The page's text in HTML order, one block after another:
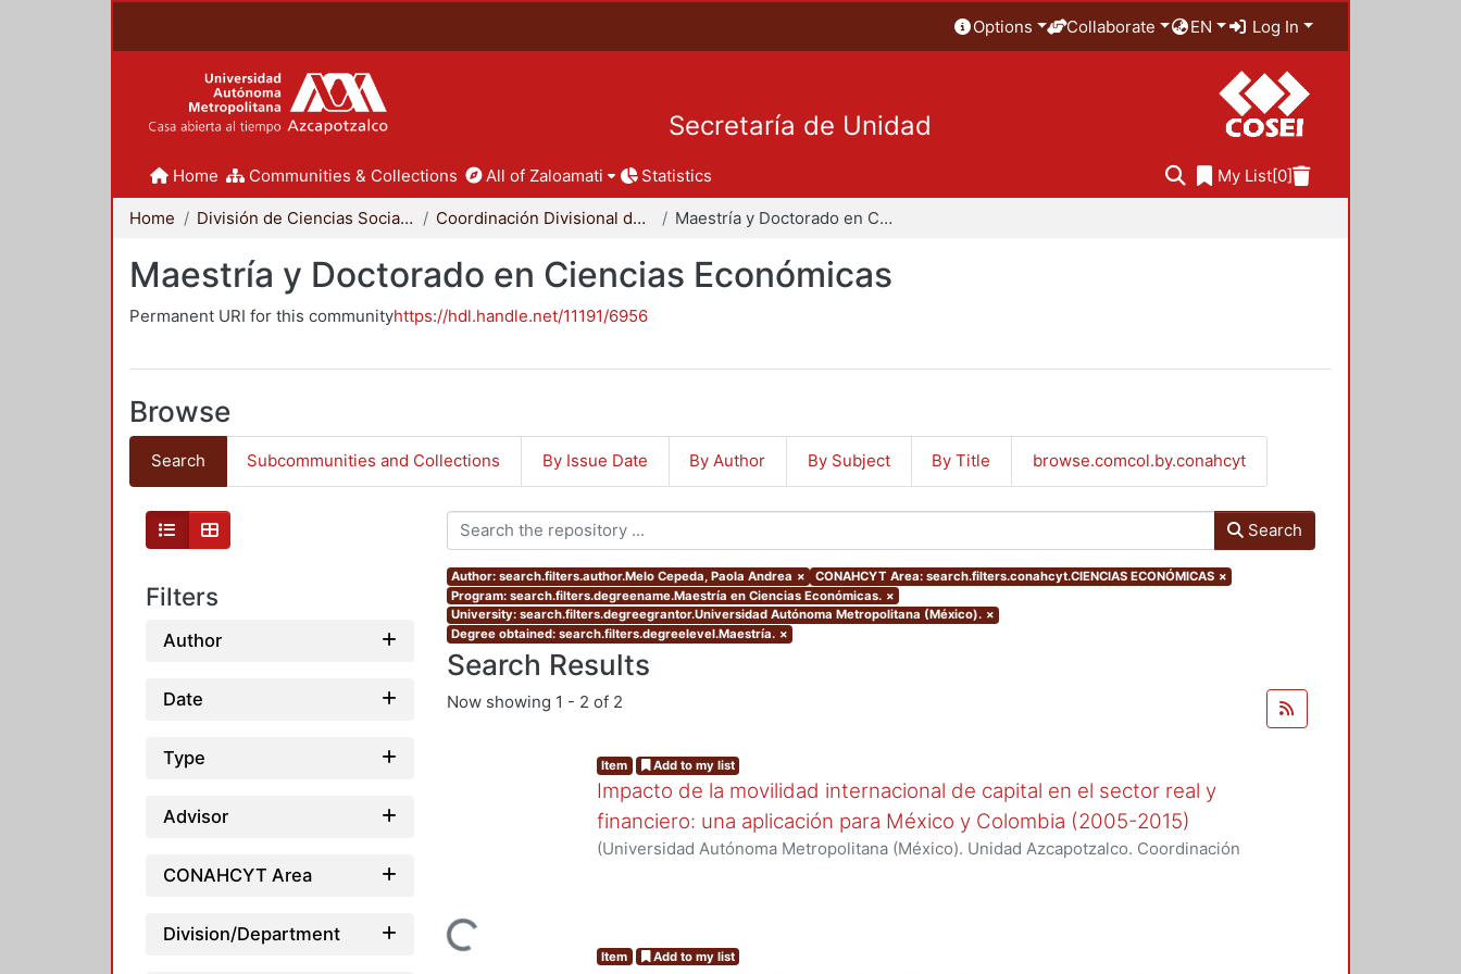
Options Collaborate EN Log In
Secretaría de Unidad
Home Communities & Collections All of Zaloamati Statistics My List[0]
Home División de Ciencias Sociales y Humanidades Coordinación Divisional de Posgrado Maestría y Doctorado en Ciencias Económicas
Maestría y Doctorado en Ciencias Económicas
Permanent URI for this communityhttps://hdl.handle.net/11191/6956
Browse
Search Subcommunities and Collections By Issue Date By Author By Subject By Title browse.comcol.by.conahcyt
Filters
Author
Date
Type
Advisor
CONAHCYT Area
Division/Department
Search
Author: search.filters.author.Melo Cepeda, Paola Andrea × CONAHCYT Area: search.filters.conahcyt.CIENCIAS ECONÓMICAS ×
Program: search.filters.degreename.Maestría en Ciencias Económicas. ×
University: search.filters.degreegrantor.Universidad Autónoma Metropolitana (México). ×
Degree obtained: search.filters.degreelevel.Maestría. ×
Search Results
Now showing 1 - 2 of 2
Loading...
Item Add to my list
Impacto de la movilidad internacional de capital en el sector real y
financiero: una aplicación para México y Colombia (2005-2015)
(Universidad Autónoma Metropolitana (México). Unidad Azcapotzalco. Coordinación
Item Add to my list